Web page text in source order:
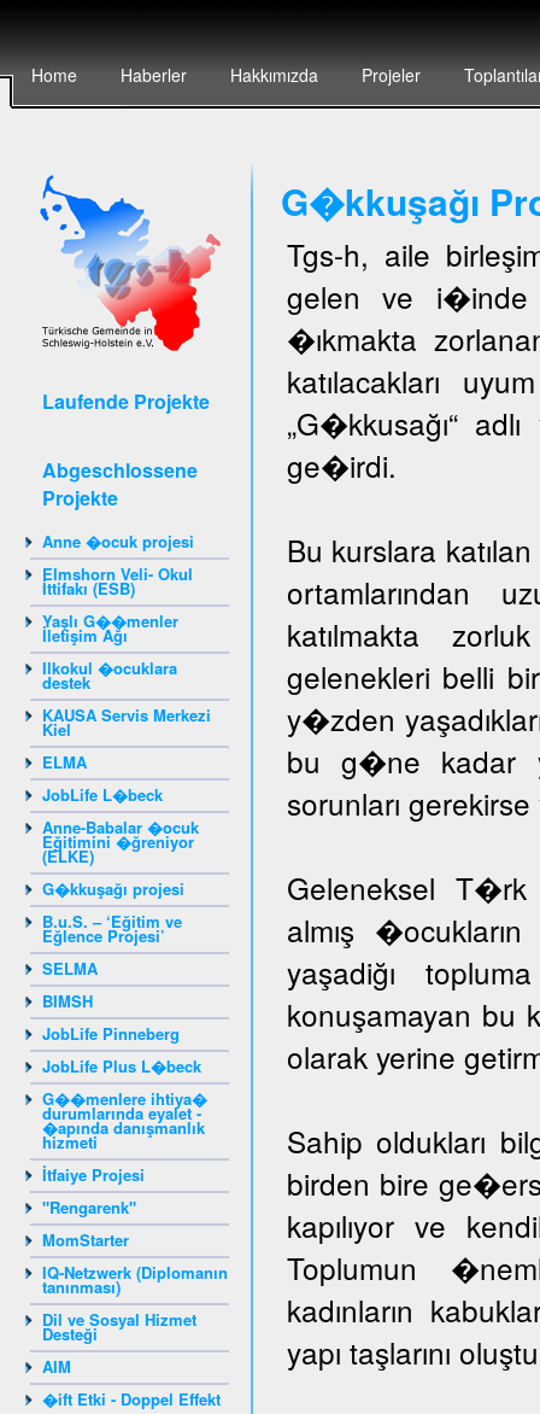
Home Haberler Hakkımızda Projeler
Laufende Projekte
Abgeschlossene
Projekte
Anne �ocuk projesi
Elmshorn Veli- Okul
İttifakı (ESB)
Yaşlı G��menler
İletişim Ağı
Ilkokul �ocuklara
destek
KAUSA Servis Merkezi
Kiel
ELMA
JobLife L�beck
Anne-Babalar �ocuk
Eğitimini �ğreniyor
(ELKE)
G�kkuşağı projesi
B.u.S. – ‘Eğitim ve
Eğlence Projesi’
SELMA
BIMSH
JobLife Pinneberg
JobLife Plus L�beck
G��menlere ihtiya�
durumlarında eyalet -
�apında danışmanlık
hizmeti
İtfaiye Projesi
"Rengarenk"
MomStarter
IQ-Netzwerk (Diplomanın
tanınması)
Dil ve Sosyal Hizmet
Desteği
AIM
�ift Etki - Doppel Effekt
G�kkuşağı
Tgs-h, aile
gelen ve i�inde
�ıkmakta
katılacakları
„G�kkusağı“
ge�irdi.
Bu kurslara
ortamlarından
katılmakta
gelenekleri belli
y�zden
bu g�ne kadar
sorunları
Geleneksel
almış
yaşadiğı
konuşamayan bu
olarak yerine
Sahip oldukları
birden bire
kapılıyor ve
Toplumun
kadınların
yapı taşlarını